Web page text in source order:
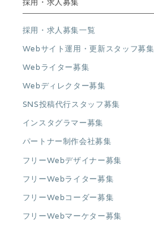
採用・求人募集
採用・求人募集一覧
Webサイト運用・更新スタッフ募集
Webライター募集
Webディレクター募集
SNS投稿代行スタッフ募集
インスタグラマー募集
パートナー制作会社募集
フリーWebデザイナー募集
フリーWebライター募集
フリーWebコーダー募集
フリーWebマーケター募集